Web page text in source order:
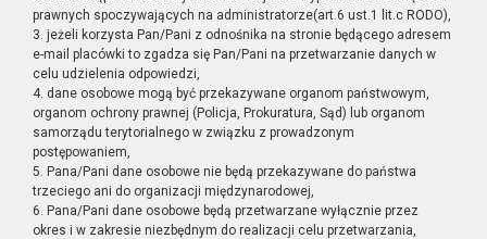
prawnych spoczywających na administratorze(art.6 ust.1 lit.c RODO),
3. jeżeli korzysta Pan/Pani z odnośnika na stronie będącego adresem
e-mail placówki to zgadza się Pan/Pani na przetwarzanie danych w
celu udzielenia odpowiedzi,
4. dane osobowe mogą być przekazywane organom państwowym,
organom ochrony prawnej (Policja, Prokuratura, Sąd) lub organom
samorządu terytorialnego w związku z prowadzonym
postępowaniem,
5. Pana/Pani dane osobowe nie będą przekazywane do państwa
trzeciego ani do organizacji międzynarodowej,
6. Pana/Pani dane osobowe będą przetwarzane wyłącznie przez
okres i w zakresie niezbędnym do realizacji celu przetwarzania,